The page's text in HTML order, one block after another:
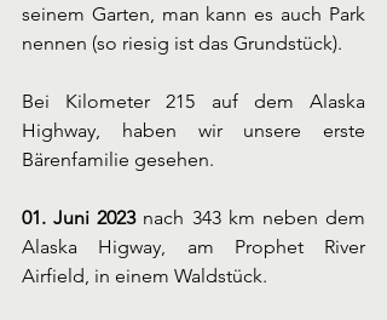
seinem Garten, man kann es auch Park
nennen (so riesig ist das Grundstück).
Bei Kilometer 215 auf dem Alaska
Highway, haben wir unsere erste
Bärenfamilie gesehen.
01. Juni 2023 nach 343 km neben dem
Alaska Higway, am Prophet River
Airfield, in einem Waldstück.